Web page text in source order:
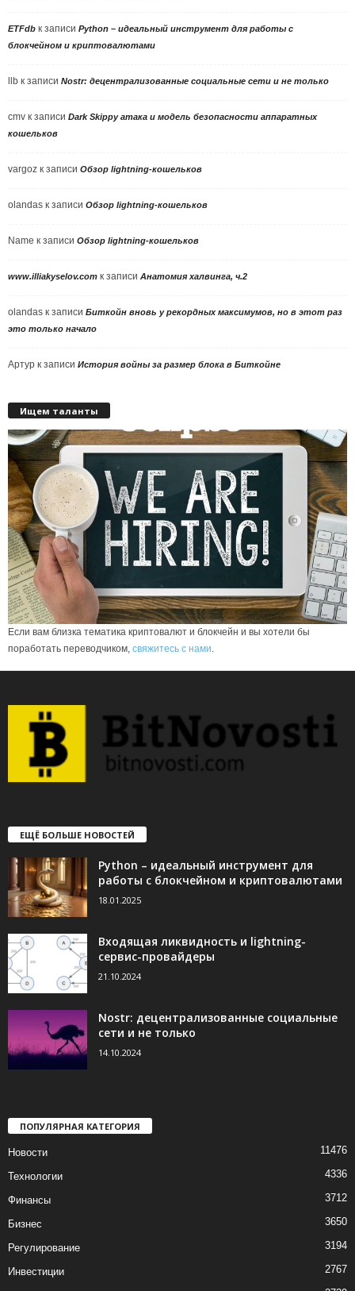
ETFdb к записи Python – идеальный инструмент для работы с
блокчейном и криптовалютами
llb к записи Nostr: децентрализованные социальные сети и не только
cmv к записи Dark Skippy атака и модель безопасности аппаратных
кошельков
vargoz к записи Обзор lightning-кошельков
olandas к записи Обзор lightning-кошельков
Name к записи Обзор lightning-кошельков
www.illiakyselov.com к записи Анатомия халвинга, ч.2
olandas к записи Биткойн вновь у рекордных максимумов, но в этот раз
это только начало
Артур к записи История войны за размер блока в Биткойне
Ищем таланты
Если вам близка тематика криптовалют и блокчейн и вы хотели бы
поработать переводчиком, свяжитесь с нами.
ЕЩЁ БОЛЬШЕ НОВОСТЕЙ
Python – идеальный инструмент для
работы с блокчейном и криптовалютами
18.01.2025
Входящая ликвидность и lightning-
сервис-провайдеры
21.10.2024
Nostr: децентрализованные социальные
сети и не только
14.10.2024
ПОПУЛЯРНАЯ КАТЕГОРИЯ
Новости 11476
Технологии 4336
Финансы 3712
Бизнес 3650
Регулирование 3194
Инвестиции 2767